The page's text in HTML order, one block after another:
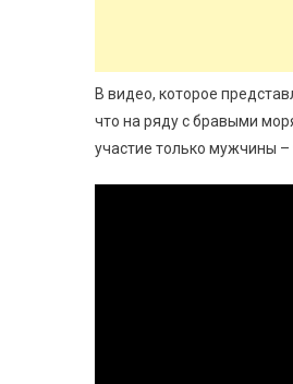
В видео, которое
что на ряду с бравыми
участие только мужчины